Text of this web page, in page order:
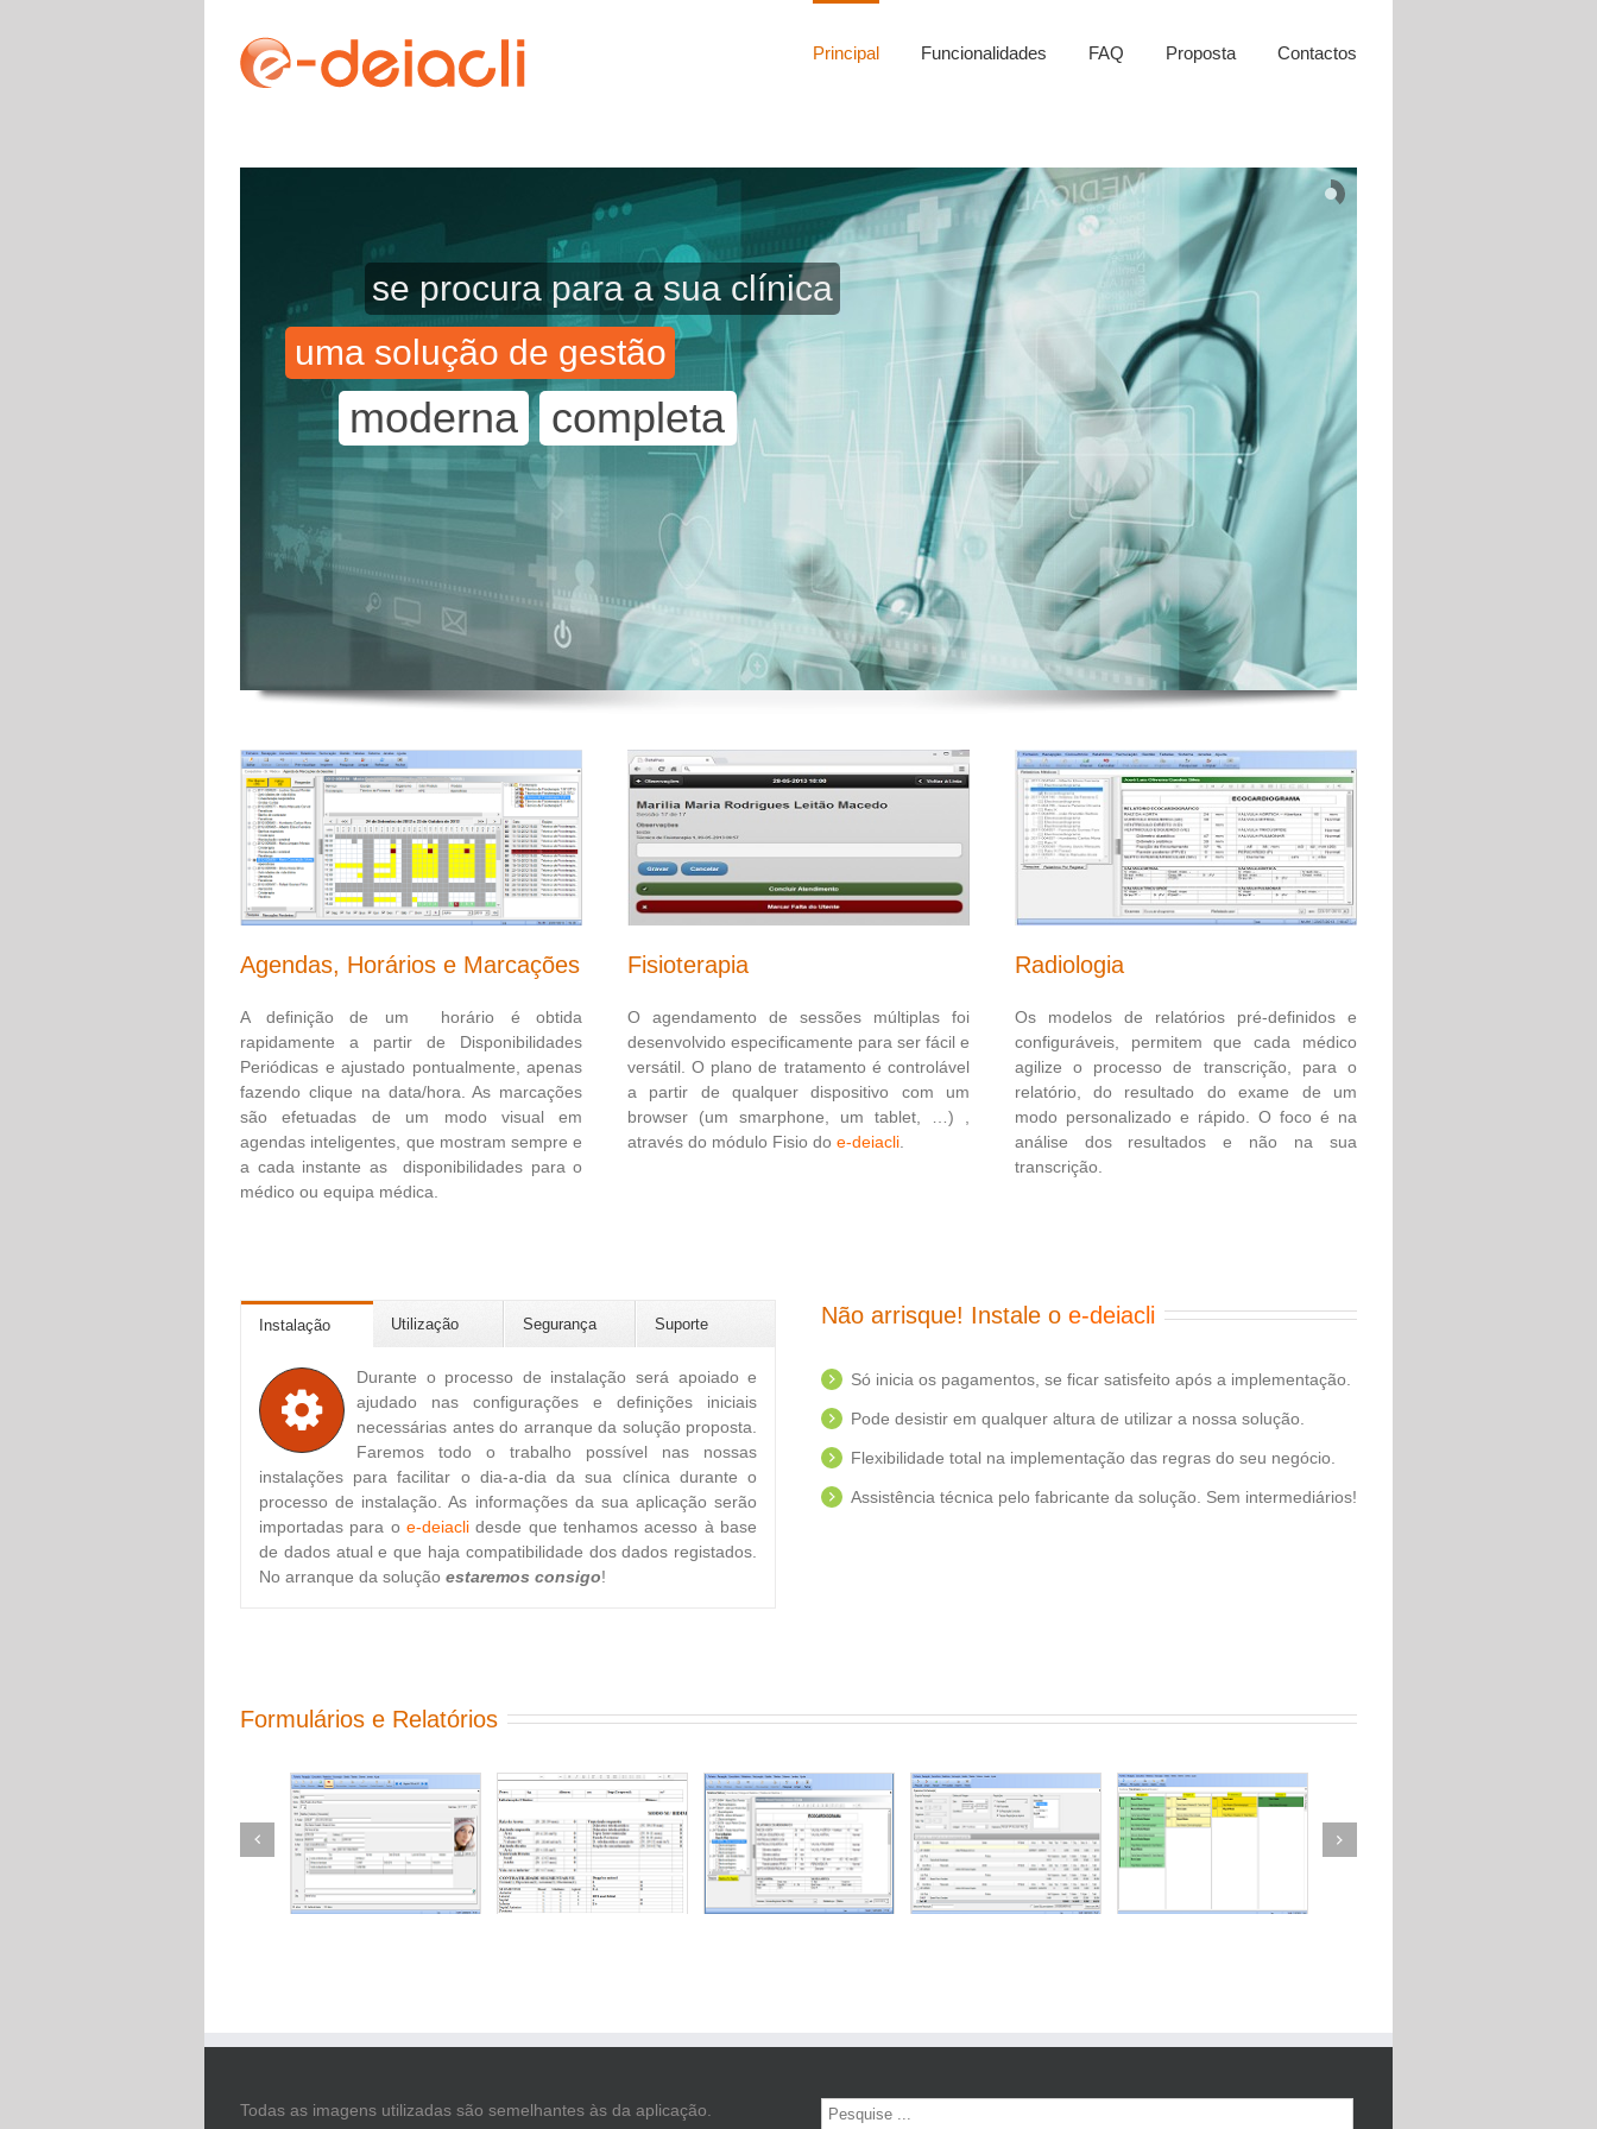
Principal Funcionalidades FAQ Proposta Contactos
se procura para a sua clínica
uma solução de gestão
moderna completa
segura
Agendas, Horários e Marcações
A definição de um horário é obtida
rapidamente a partir de Disponibilidades
Periódicas e ajustado pontualmente, apenas
fazendo clique na data/hora. As marcações
são efetuadas de um modo visual em
agendas inteligentes, que mostram sempre e
a cada instante as disponibilidades para o
médico ou equipa médica.
Fisioterapia
O agendamento de sessões múltiplas foi
desenvolvido especificamente para ser fácil e
versátil. O plano de tratamento é controlável
a partir de qualquer dispositivo com um
browser (um smarphone, um tablet, …) ,
através do módulo Fisio do e-deiacli.
Radiologia
Os modelos de relatórios pré-definidos e
configuráveis, permitem que cada médico
agilize o processo de transcrição, para o
relatório, do resultado do exame de um
modo personalizado e rápido. O foco é na
análise dos resultados e não na sua
transcrição.
Instalação Utilização Segurança Suporte
Durante o processo de instalação será apoiado e
ajudado nas configurações e definições iniciais
necessárias antes do arranque da solução proposta.
Faremos todo o trabalho possível nas nossas
instalações para facilitar o dia-a-dia da sua clínica durante o
processo de instalação. As informações da sua aplicação serão
importadas para oe-deiacli desde que tenhamos acesso à base
de dados atual e que haja compatibilidade dos dados registados.
No arranque da solução estaremos consigo!
Não arrisque! Instale o e-deiacli
Só inicia os pagamentos, se ficar satisfeito após a implementação.
Pode desistir em qualquer altura de utilizar a nossa solução.
Flexibilidade total na implementação das regras do seu negócio.
Assistência técnica pelo fabricante da solução. Sem intermediários!
Formulários e Relatórios
Todas as imagens utilizadas são semelhantes às da aplicação.